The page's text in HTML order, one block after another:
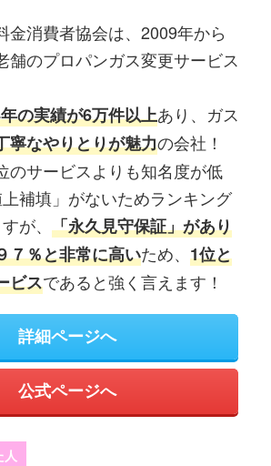
金消費者協会は、2009年から
舗のプロパンガス変更サービス
の実績が6万件以上あり、ガス
寧なやりとりが魅力の会社！
のサービスよりも知名度が低
補填」がないためランキング
が、 「永久見守保証」があり
７％と非常に高いため、 1位と
ビスであると強く言えます！
詳細ページへ
公式ページへ
人